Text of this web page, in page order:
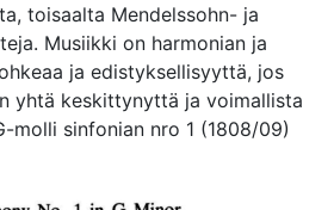
toisaalta Mendelssohn- ja
Musiikki on harmonian ja
ja edistyksellisyyttä, jos
yhtä keskittynyttä ja voimallista
molli sinfonian nro 1 (1808/09)